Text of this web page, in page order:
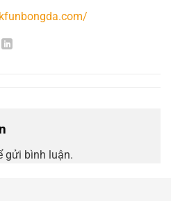
gửi bình luận.